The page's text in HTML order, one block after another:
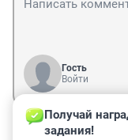
Гость
Войти
Гость
Получай
задания!